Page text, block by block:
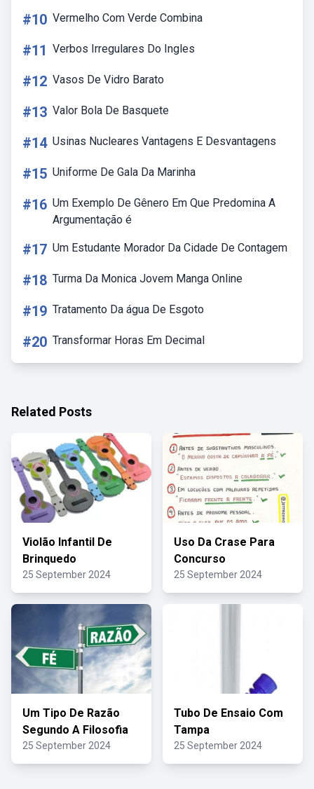
#10 Vermelho Com Verde Combina
#11 Verbos Irregulares Do Ingles
#12 Vasos De Vidro Barato
#13 Valor Bola De Basquete
#14 Usinas Nucleares Vantagens E Desvantagens
#15 Uniforme De Gala Da Marinha
#16 Um Exemplo De Gênero Em Que Predomina A
Argumentação é
#17 Um Estudante Morador Da Cidade De Contagem
#18 Turma Da Monica Jovem Manga Online
#19 Tratamento Da água De Esgoto
#20 Transformar Horas Em Decimal
Related Posts
Violão Infantil De
Brinquedo
25 September 2024
Uso Da Crase Para
Concurso
25 September 2024
Um Tipo De Razão
Segundo A Filosofia
25 September 2024
Tubo De Ensaio Com
Tampa
25 September 2024